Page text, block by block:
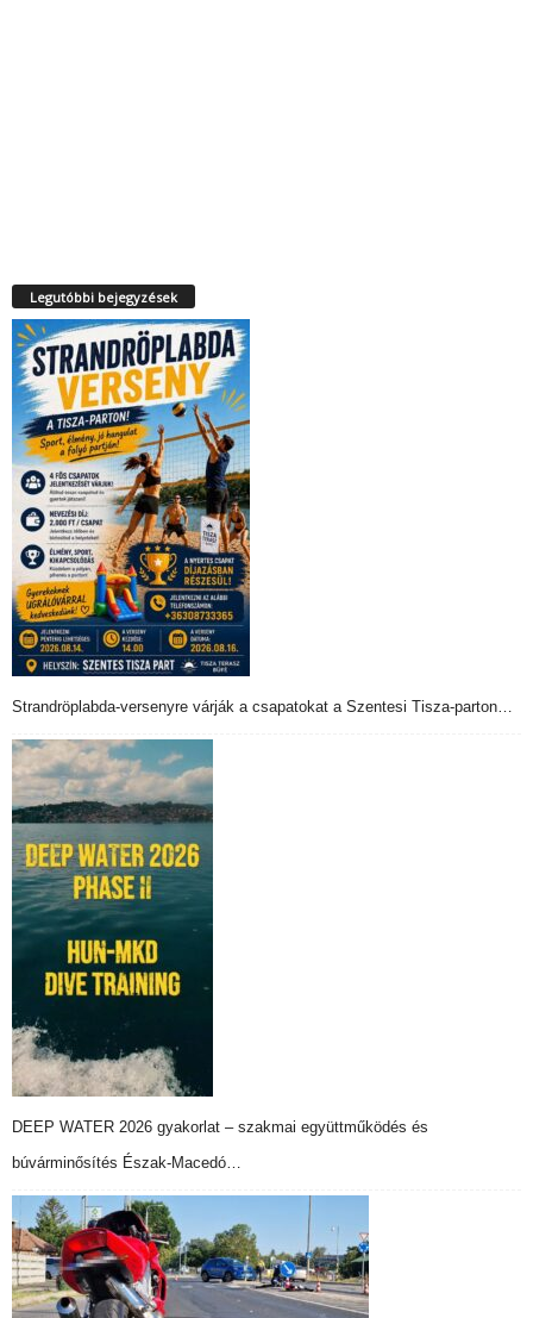
Legutóbbi bejegyzések
Strandröplabda-versenyre várják a csapatokat a Szentesi Tisza-parton…
DEEP WATER 2026 gyakorlat – szakmai együttműködés és
búvárminősítés Észak-Macedó…